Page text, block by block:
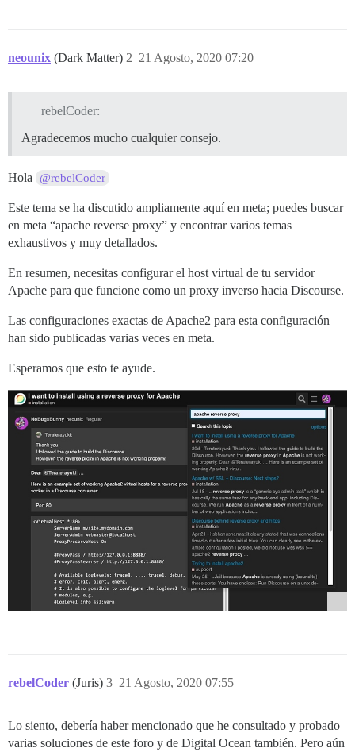
neounix (Dark Matter) 21 Agosto, 2020 07:20
2
rebelCoder:
Agradecemos mucho cualquier consejo.
Hola @rebelCoder
Este tema se ha discutido ampliamente aquí en meta; puedes buscar
en meta “apache reverse proxy” y encontrar varios temas
exhaustivos y muy detallados.
En resumen, necesitas configurar el host virtual de tu servidor
Apache para que funcione como un proxy inverso hacia Discourse.
Las configuraciones exactas de Apache2 para esta configuración
han sido publicadas varias veces en meta.
Esperamos que esto te ayude.
rebelCoder (Juris) 21 Agosto, 2020 07:55
3
Lo siento, debería haber mencionado que he consultado y probado
varias soluciones de este foro y de Digital Ocean también. Pero aún